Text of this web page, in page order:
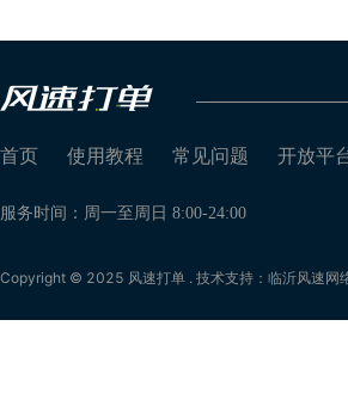
首页 使用教程 常见问题 开放平
服务时间：周一至周日 8:00-24:00
Copyright © 2025 风速打单 . 技术支持：临沂风速网